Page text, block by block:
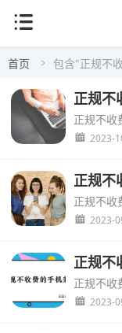
首页 包含"正规不
2023-
2023-
2023-